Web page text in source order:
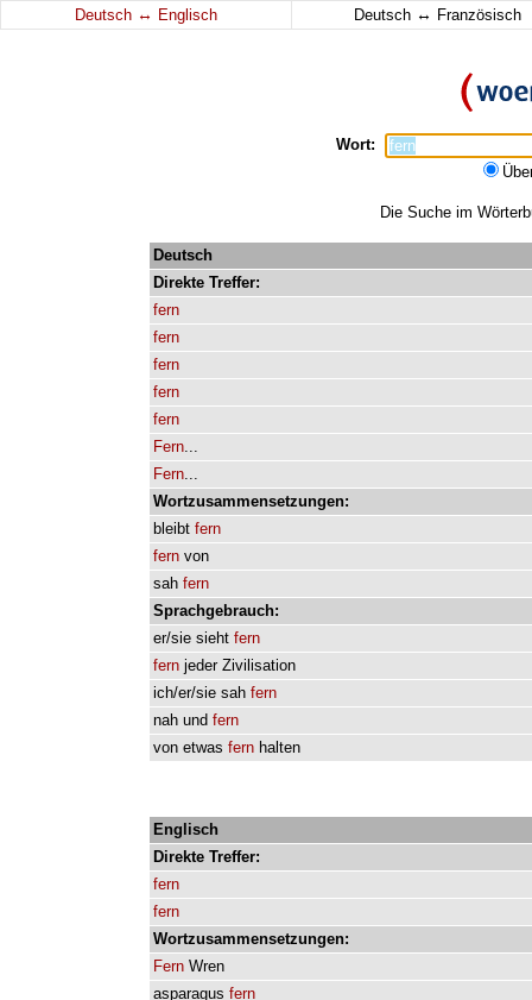
Deutsch ↔ Englisch Deutsch ↔ Französisch
Wort:
Die Suche im
Deutsch
Direkte Treffer:
fern
fern
fern
fern
fern
Fern...
Fern...
Wortzusammensetzungen:
bleibt fern
fern von
sah fern
Sprachgebrauch:
er/sie sieht fern
fern jeder Zivilisation
ich/er/sie sah fern
nah und fern
von etwas fern halten
Englisch
Direkte Treffer:
fern
fern
Wortzusammensetzungen:
Fern Wren
asparagus fern